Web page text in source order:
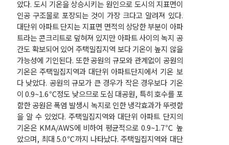
았다. 도시 기온을 상승시키는 원인으로 도시의 지표면이
인공 구조물로 포장되는 것이 가장 크다고 알려져 있다.
대단위 아파트 단지는 지표면 면적의 상당한 부분이 아파
트라는 콘크리트로 덮혀져 있지만 아파트 사이의 녹지 공
간도 확보되어 있어 주택밀집지역 보다 기온이 높지 않을
가능성에 기인된다. 또한 공원의 규모와 관계없이 공원의
기온은 주택밀집지역과 대단위 아파트단지에서 기온 보
다 낮았다. 공원의 규모가 큰 경우가 작은 경우보다 기온
이 0.9~1.6℃정도 낮으므로 도심 대공원, 특히 호수를 포
함한 공원은 폭염 발생시 녹지로 인한 냉각효과가 뚜렷함
을 알 수 있었다. 주택밀집지역와 대단위 아파트 단지의
기온은 KMA/AWS에 비하여 평균적으로 0.9~1.7℃ 높
았으며, 최대 5.0℃까지 나타났다. 주택밀집지역와 대단